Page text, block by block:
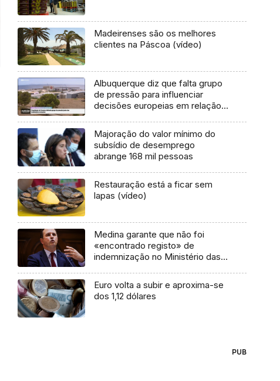
Madeirenses são os melhores
clientes na Páscoa (vídeo)
Albuquerque diz que falta grupo
de pressão para influenciar
decisões europeias em relação a
Majoração do valor mínimo do
subsídio de desemprego
abrange 168 mil pessoas
Restauração está a ficar sem
lapas (vídeo)
Medina garante que não foi
«encontrado registo» de
indemnização no Ministério das
Euro volta a subir e aproxima-se
dos 1,12 dólares
PUB